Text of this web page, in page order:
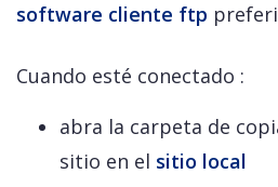
software cliente ftp
Cuando esté conectado :
abra la carpeta de
sitio en el sitio local